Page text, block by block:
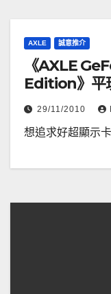
AXLE 誠意推介
《AXLE
Edition》平
29/11/2010
想追求好超顯示